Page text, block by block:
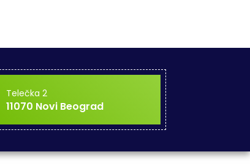
Telečka 2
11070 Novi Beograd